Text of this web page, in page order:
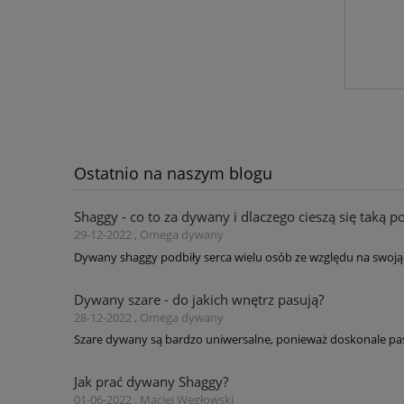
Ostatnio na naszym blogu
Shaggy - co to za dywany i dlaczego cieszą się taką
29-12-2022 , Omega dywany
Dywany shaggy podbiły serca wielu osób ze względu na
Dywany szare - do jakich wnętrz pasują?
28-12-2022 , Omega dywany
Szare dywany są bardzo uniwersalne, ponieważ doskonale
Jak prać dywany Shaggy?
01-06-2022 , Maciej Węgłowski